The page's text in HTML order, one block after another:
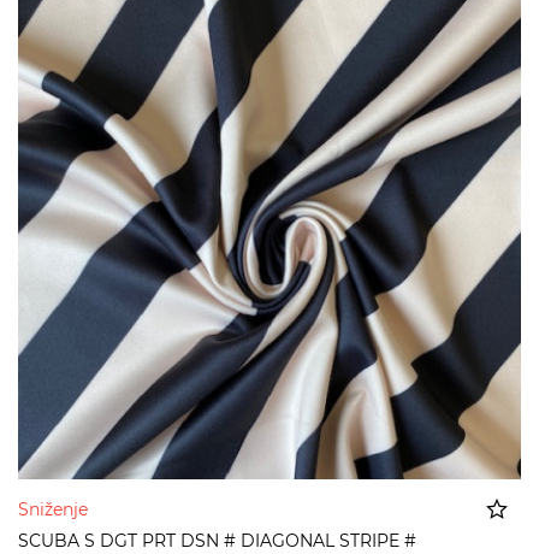
Sniženje
SCUBA S DGT PRT DSN # DIAGONAL STRIPE #